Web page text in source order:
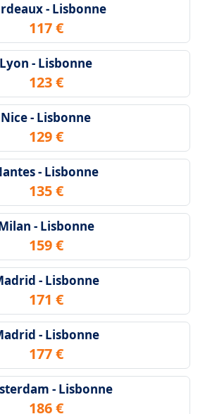
- Lisbonne
117 €
Lyon - Lisbonne
123 €
Nice - Lisbonne
129 €
- Lisbonne
135 €
- Lisbonne
159 €
- Lisbonne
171 €
- Lisbonne
177 €
- Lisbonne
186 €